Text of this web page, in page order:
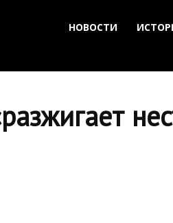
НОВОСТИ